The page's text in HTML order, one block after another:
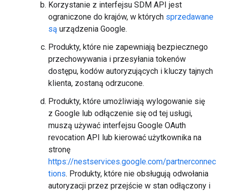
Korzystanie z interfejsu SDM API jest
ograniczone do krajów, w których sprzedawane
są urządzenia Google.
Produkty, które nie zapewniają bezpiecznego
przechowywania i przesyłania tokenów
dostępu, kodów autoryzujących i kluczy tajnych
klienta, zostaną odrzucone.
Produkty, które umożliwiają wylogowanie się
z Google lub odłączenie się od tej usługi,
muszą używać interfejsu Google OAuth
revocation API lub kierować użytkownika na
stronę
https://nestservices.google.com/partnerconnec
tions. Produkty, które nie obsługują odwołania
autoryzacji przez przejście w stan odłączony i